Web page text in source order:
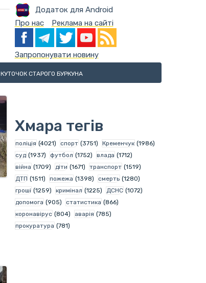
Додаток для Android
Про нас Реклама на сайті
Запропонувати новину
КУТОЧОК СТАРОГО БУРКУНА
Хмара тегів
поліція (4021) спорт (3751) Кременчук (1986)
суд (1937) футбол (1752) влада (1712)
війна (1709) діти (1671) транспорт (1519)
ДТП (1511) пожежа (1398) смерть (1280)
гроші (1259) кримінал (1225) ДСНС (1072)
допомога (905) статистика (866)
коронавірус (804) аварія (785)
прокуратура (781)